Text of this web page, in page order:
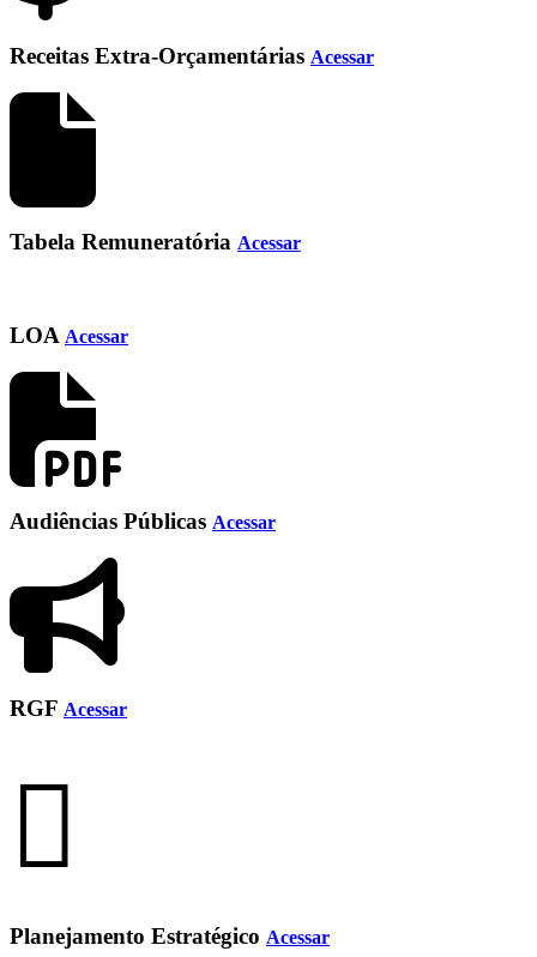
Receitas Extra-Orçamentárias Acessar
Tabela Remuneratória Acessar
LOA Acessar
Audiências Públicas Acessar
RGF Acessar
Planejamento Estratégico Acessar